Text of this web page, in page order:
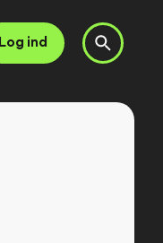
Log ind